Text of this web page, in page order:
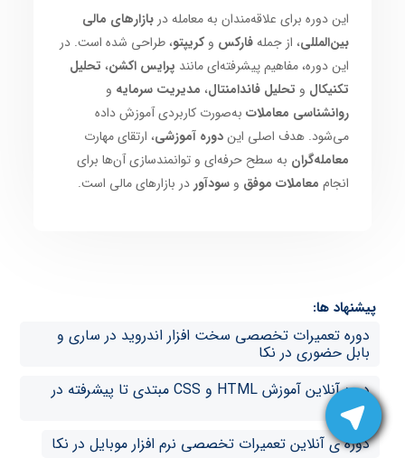
این دوره برای علاقه‌مندان به معامله دربازارهای مالی
بین‌المللی، از جملهفارکس وکریپتو، طراحی شده است. در
این دوره، مفاهیم پیشرفته‌ای مانند پرایس اکشن، تحلیل
تکنیکال و تحلیل فاندامنتال، مدیریت سرمایه و
روانشناسی معاملات به‌صورت کاربردی آموزش داده
می‌شود. هدف اصلی ایندوره آموزشی، ارتقای مهارت
معامله‌گران به سطح حرفه‌ای و توانمندسازی آن‌ها برای
انجام معاملات موفق وسودآور در بازارهای مالی است.
پیشنهاد ها:
دوره تعمیرات تخصصی سخت افزار اندروید در ساری و
بابل حضوری در نکا
دوره آنلاین آموزش HTML و CSS مبتدی تا پیشرفته در
نکا
دوره ی آنلاین تعمیرات تخصصی نرم افزار موبایل در نکا